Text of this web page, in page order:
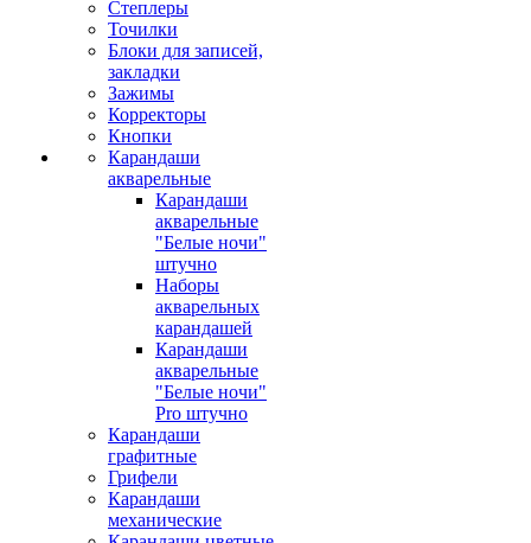
Степлеры
Точилки
Блоки для записей,
закладки
Зажимы
Корректоры
Кнопки
Карандаши
акварельные
Карандаши
акварельные
"Белые ночи"
штучно
Наборы
акварельных
карандашей
Карандаши
акварельные
"Белые ночи"
Pro штучно
Карандаши
графитные
Грифели
Карандаши
механические